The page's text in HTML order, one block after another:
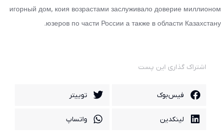
игорный дом, коия возрастами заслуживало доверие миллионом
юзеров по части России а также в области Казахстану.
اشتراک گذاری این پست
فیس‌بوک توییتر
لینکدین واتساپ